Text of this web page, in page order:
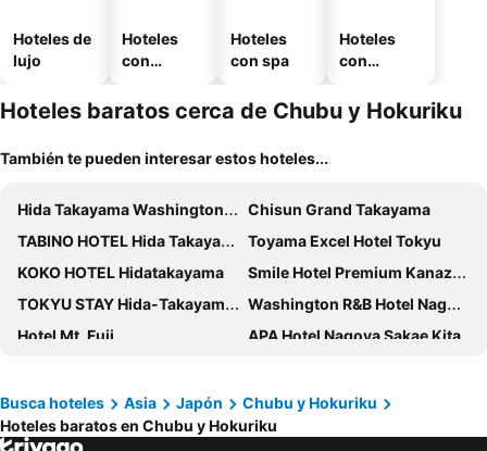
Hoteles de
lujo
Hoteles
con
Hoteles
con spa
Hoteles
con
miento
Hoteles baratos cerca de Chubu y Hokuriku
También te pueden interesar estos hoteles...
Hida Takayama Washington Hotel Plaza
Chisun Grand Takayama
TABINO HOTEL Hida Takayama
Toyama Excel Hotel Tokyu
KOKO HOTEL Hidatakayama
Smile Hotel Premium Kanazawa Higashiguchi Ekimae
TOKYU STAY Hida-Takayama Musubi no Yu
Washington R&B Hotel Nagoya Shinkansenguchi
Hotel Mt. Fuji
APA Hotel Nagoya Sakae Kita
Spa Hotel Alpina Hida Takayama
Residence Hotel Takayama Station
Mercure Toyama Tonami Resort & Spa
Fuji Kawaguchiko Resort Hotel
Busca hoteles Asia Japón
Chubu y Hokuriku
Hoteles baratos en Chubu y Hokuriku